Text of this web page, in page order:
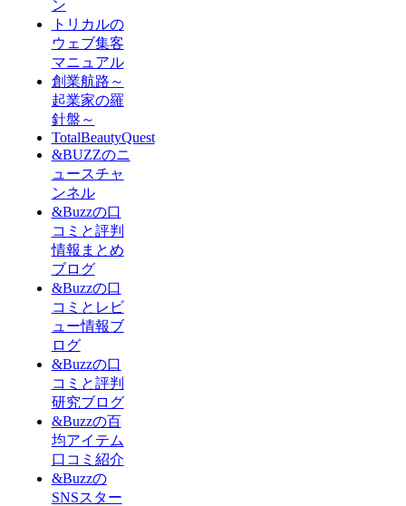
ン
トリカルの
ウェブ集客
マニュアル
創業航路～
起業家の羅
針盤～
TotalBeautyQuest
&BUZZのニ
ュースチャ
ンネル
&Buzzの口
コミと評判
情報まとめ
ブログ
&Buzzの口
コミとレビ
ュー情報ブ
ログ
&Buzzの口
コミと評判
研究ブログ
&Buzzの百
均アイテム
口コミ紹介
&Buzzの
SNSスター